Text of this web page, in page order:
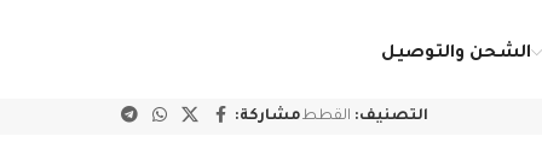
الشحن والتوصيل
التصنيف: القططمشاركة: